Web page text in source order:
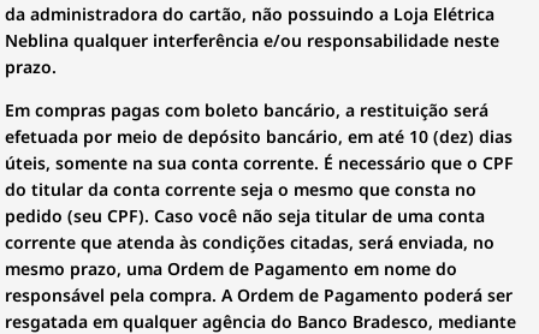
da administradora do cartão, não possuindo a Loja Elétrica
Neblina qualquer interferência e/ou responsabilidade neste
prazo.
Em compras pagas com boleto bancário, a restituição será
efetuada por meio de depósito bancário, em até 10 (dez) dias
úteis, somente na sua conta corrente. É necessário que o CPF
do titular da conta corrente seja o mesmo que consta no
pedido (seu CPF). Caso você não seja titular de uma conta
corrente que atenda às condições citadas, será enviada, no
mesmo prazo, uma Ordem de Pagamento em nome do
responsável pela compra. A Ordem de Pagamento poderá ser
resgatada em qualquer agência do Banco Bradesco, mediante